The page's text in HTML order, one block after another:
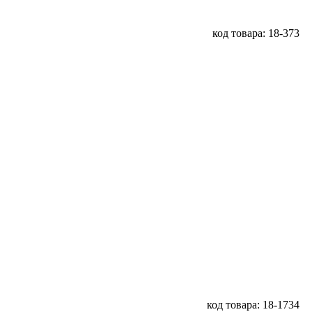
код товара: 18-373
код товара: 18-1734